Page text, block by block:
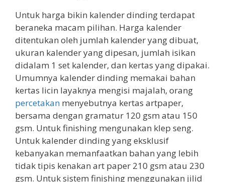
Untuk harga bikin kalender dinding terdapat
beraneka macam pilihan. Harga kalender
ditentukan oleh jumlah kalender yang dibuat,
ukuran kalender yang dipesan, jumlah isikan
didalam 1 set kalender, dan kertas yang dipakai.
Umumnya kalender dinding memakai bahan
kertas licin layaknya mengisi majalah, orang
percetakan menyebutnya kertas artpaper,
bersama dengan gramatur 120 gsm atau 150
gsm. Untuk finishing mengunakan klep seng.
Untuk kalender dinding yang eksklusif
kebanyakan memanfaatkan bahan yang lebih
tidak tipis kenakan art paper 210 gsm atau 230
gsm. Untuk sistem finishing menggunakan jilid